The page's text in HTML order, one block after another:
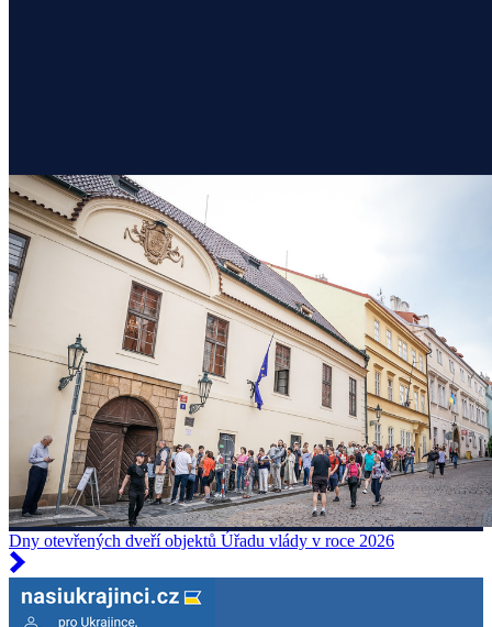
Dny otevřených dveří objektů Úřadu vlády v roce 2026